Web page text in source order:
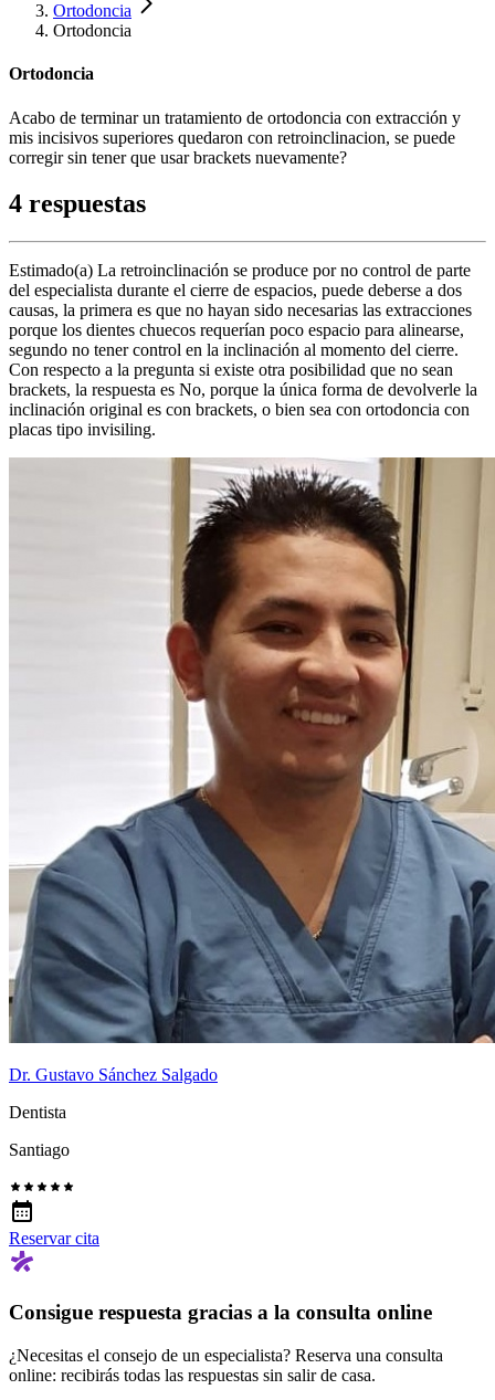
Ortodoncia
Ortodoncia
Ortodoncia
Acabo de terminar un tratamiento de ortodoncia con extracción y
mis incisivos superiores quedaron con retroinclinacion, se puede
corregir sin tener que usar brackets nuevamente?
4 respuestas
Estimado(a) La retroinclinación se produce por no control de parte
del especialista durante el cierre de espacios, puede deberse a dos
causas, la primera es que no hayan sido necesarias las extracciones
porque los dientes chuecos requerían poco espacio para alinearse,
segundo no tener control en la inclinación al momento del cierre.
Con respecto a la pregunta si existe otra posibilidad que no sean
brackets, la respuesta es No, porque la única forma de devolverle la
inclinación original es con brackets, o bien sea con ortodoncia con
placas tipo invisiling.
Dr. Gustavo Sánchez Salgado
Dentista
Santiago
Reservar cita
Consigue respuesta gracias a la consulta online
¿Necesitas el consejo de un especialista? Reserva una consulta
online: recibirás todas las respuestas sin salir de casa.